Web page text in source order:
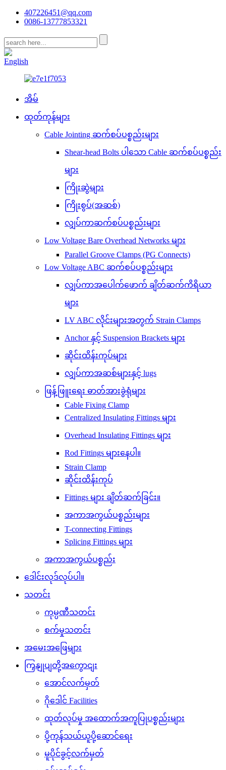
407226451@qq.com
0086-13777853321
English
အိမ်
ထုတ်ကုန်များ
Cable Jointing ဆက်စပ်ပစ္စည်းများ
Shear-head Bolts ပါသော Cable ဆက်စပ်ပစ္စည်း
များ
ကြိုးဆွဲများ
ကြိုးစွပ်(အဆစ်)
လျှပ်ကာဆက်စပ်ပစ္စည်းများ
Low Voltage Bare Overhead Networks များ
Parallel Groove Clamps (PG Connects)
Low Voltage ABC ဆက်စပ်ပစ္စည်းများ
လျှပ်ကာအပေါက်ဖောက် ချိတ်ဆက်ကိရိယာ
များ
LV ABC လိုင်းများအတွက် Strain Clamps
Anchor နှင့် Suspension Brackets များ
ဆိုင်းထိန်းကုပ်များ
လျှပ်ကာအဆစ်များနှင့် lugs
ဖြန့်ဖြူးရေး ဓာတ်အားခွဲရုံများ
Cable Fixing Clamp
Centralized Insulating Fittings များ
Overhead Insulating Fittings များ
Rod Fittings များနေပါ။
Strain Clamp
ဆိုင်းထိန်းကုပ်
Fittings များ ချိတ်ဆက်ခြင်း။
အကာအကွယ်ပစ္စည်းများ
T-connecting Fittings
Splicing Fittings များ
အကာအကွယ်ပစ္စည်း
ဒေါင်းလုဒ်လုပ်ပါ။
သတင်း
ကုမ္ပဏီသတင်း
စက်မှုသတင်း
အမေးအဖြေများ
ကြှနျုပျတို့အကွောငျး
အောင်လက်မှတ်
ဂိုဒေါင် Facilities
ထုတ်လုပ်မှု အထောက်အကူပြုပစ္စည်းများ
ပို့ကုန်သယ်ယူပို့ဆောင်ရေး
မူပိုင်ခွင့်လက်မှတ်